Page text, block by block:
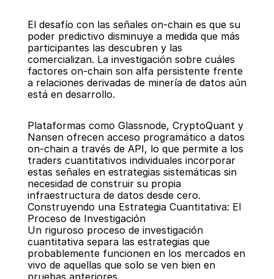
El desafío con las señales on-chain es que su
poder predictivo disminuye a medida que más
participantes las descubren y las
comercializan. La investigación sobre cuáles
factores on-chain son alfa persistente frente
a relaciones derivadas de minería de datos aún
está en desarrollo.
Plataformas como Glassnode, CryptoQuant y
Nansen ofrecen acceso programático a datos
on-chain a través de API, lo que permite a los
traders cuantitativos individuales incorporar
estas señales en estrategias sistemáticas sin
necesidad de construir su propia
infraestructura de datos desde cero.
Construyendo una Estrategia Cuantitativa: El
Proceso de Investigación
Un riguroso proceso de investigación
cuantitativa separa las estrategias que
probablemente funcionen en los mercados en
vivo de aquellas que solo se ven bien en
pruebas anteriores.